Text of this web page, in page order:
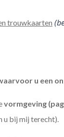
trouwkaarten
u een
vormgeving
u bij mij terecht).